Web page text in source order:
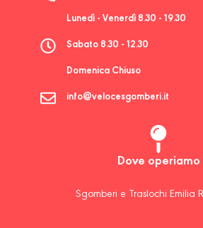
Lunedì - Venerdì 8.30 - 19.30
Sabato 8.30 - 12.30
Domenica Chiuso
info@velocesgomberi.it
Dove operiamo
Sgomberi e Traslochi Emilia